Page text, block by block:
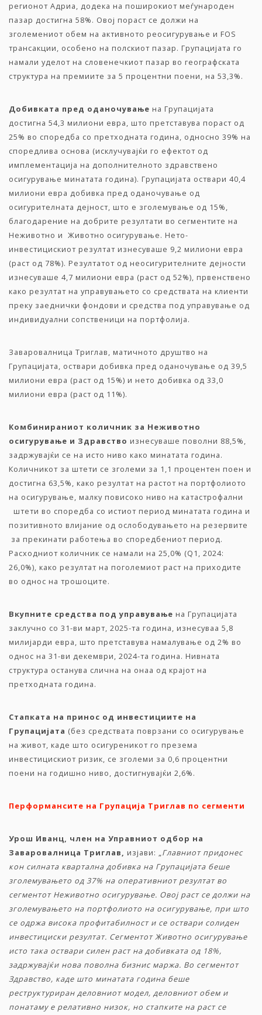
регионот Адриа, додека на поширокиот меѓународен
пазар достигна 58%. Овој пораст се должи на
зголемениот обем на активното реосигурување и FOS
трансакции, особено на полскиот пазар. Групацијата го
намали уделот на словенечкиот пазар во географската
структура на премиите за 5 процентни поени, на 53,3%.
Добивката пред оданочување на Групацијата
достигна 54,3 милиони евра, што претставува пораст од
25% во споредба со претходната година, односно 39% на
споредлива основа (исклучувајќи го ефектот од
имплементација на дополнителното здравствено
осигурување минатата година). Групацијата оствари 40,4
милиони евра добивка пред оданочување од
осигурителната дејност, што е зголемување од 15%,
благодарение на добрите резултати во сегментите на
Неживотно и Животно осигурување. Нето-
инвестицискиот резултат изнесуваше 9,2 милиони евра
(раст од 78%). Резултатот од неосигурителните дејности
изнесуваше 4,7 милиони евра (раст од 52%), првенствено
како резултат на управувањето со средствата на клиенти
преку заеднички фондови и средства под управување од
индивидуални сопственици на портфолија.
Заваровалница Триглав, матичното друштво на
Групацијата, оствари добивка пред оданочување од 39,5
милиони евра (раст од 15%) и нето добивка од 33,0
милиони евра (раст од 11%).
Комбинираниот количник за Неживотно
осигурување и Здравство изнесуваше поволни 88,5%,
задржувајќи се на исто ниво како минатата година.
Количникот за штети се зголеми за 1,1 процентен поен и
достигна 63,5%, како резултат на растот на портфолиото
на осигурување, малку повисоко ниво на катастрофални
штети во споредба со истиот период минатата година и
позитивното влијание од ослободувањето на резервите
за прекинати работења во споредбениот период.
Расходниот количник се намали на 25,0% (Q1, 2024:
26,0%), како резултат на поголемиот раст на приходите
во однос на трошоците.
Вкупните средства под управување на Групацијата
заклучно со 31-ви март, 2025-та година, изнесуваa 5,8
милијарди евра, што претставува намалување од 2% во
однос на 31-ви декември, 2024-та година. Нивната
структура останува слична на онаа од крајот на
претходната година.
Стапката на принос од инвестициите на
Групацијата (без средствата поврзани со осигурување
на живот, каде што осигуреникот го презема
инвестицискиот ризик, се зголеми за 0,6 процентни
поени на годишно ниво, достигнувајќи 2,6%.
Перформансите на Групација Триглав по сегменти
Урош Иванц, член на Управниот одбор на
Заваровалница Триглав, изјави: „Главниот придонес
кон силната квартална добивка на Групацијата беше
зголемувањето од 37% на оперативниот резултат во
сегментот Неживотно осигурување. Овој раст се должи на
зголемувањето на портфолиото на осигурување, при што
се одржа висока профитабилност и се оствари солиден
инвестициски резултат. Сегментот Животно осигурување
исто така оствари силен раст на добивката од 18%,
задржувајќи нова поволна бизнис маржа. Во сегментот
Здравство, каде што минатата година беше
реструктуриран деловниот модел, деловниот обем и
понатаму е релативно низок, но стапките на раст се